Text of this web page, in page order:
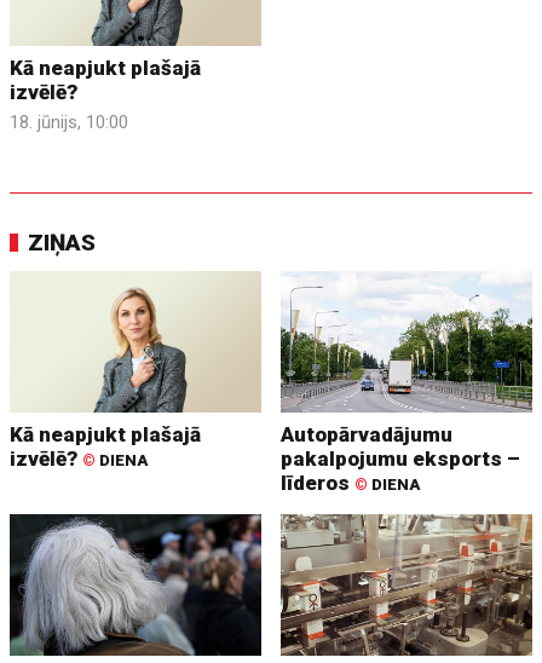
Kā neapjukt plašajā
izvēlē?
18. jūnijs, 10:00
ZIŅAS
Kā neapjukt plašajā
izvēlē? © DIENA
Autopārvadājumu
pakalpojumu eksports –
līderos © DIENA